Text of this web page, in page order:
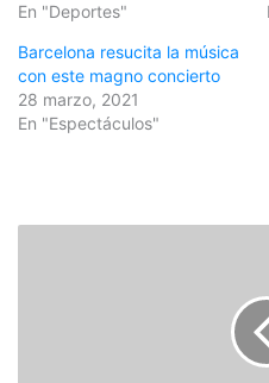
En "Deportes"
Barcelona resucita la música
con este magno concierto
28 marzo, 2021
En "Espectáculos"